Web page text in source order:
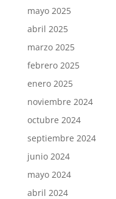
mayo 2025
abril 2025
marzo 2025
febrero 2025
enero 2025
noviembre 2024
octubre 2024
septiembre 2024
junio 2024
mayo 2024
abril 2024